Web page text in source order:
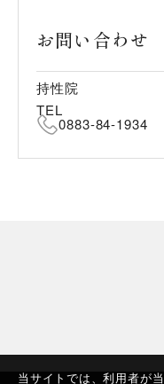
当サイトでは、利用者が
お問い合わせ
持性院
TEL
0883-84-1934